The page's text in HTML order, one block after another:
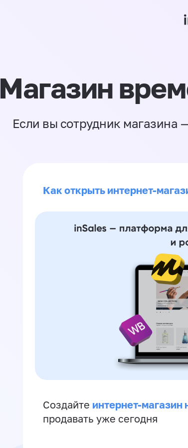
Магазин
Если вы сотрудник магазина
Как открыть интернет-
Создайте интернет-магазин
продавать уже сегодня